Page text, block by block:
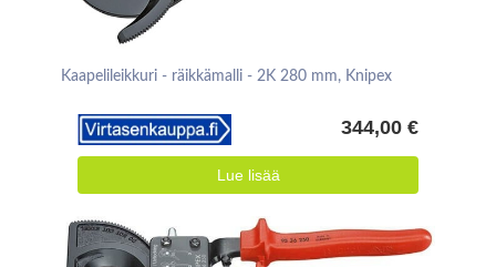
Kaapelileikkuri - räikkämalli - 2K 280 mm, Knipex
344,00 €
Lue lisää